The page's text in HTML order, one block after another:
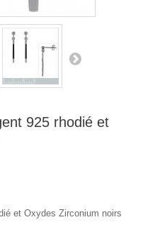
925 rhodié et
et Oxydes Zirconium noirs